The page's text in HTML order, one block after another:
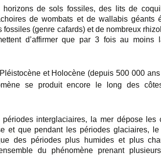
de sols fossiles, des lits de
de wombats et de wallabis géants
fossiles (genre cafards) et de nombreux
d’affirmer que par 3 fois au moins
et Holocène (depuis 500 000
se produit encore le long des
périodes interglaciaires, la mer dépose les
et que pendant les périodes glaciaires,
des périodes plus humides et plus
du phénomène prenant